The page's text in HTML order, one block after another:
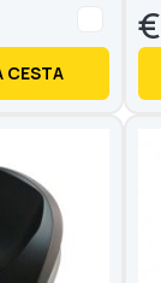
CESTA
€